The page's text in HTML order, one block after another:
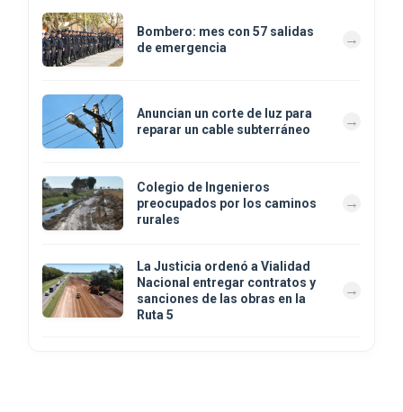
Bombero: mes con 57 salidas
de emergencia
Anuncian un corte de luz para
reparar un cable subterráneo
Colegio de Ingenieros
preocupados por los caminos
rurales
La Justicia ordenó a Vialidad
Nacional entregar contratos y
sanciones de las obras en la
Ruta 5